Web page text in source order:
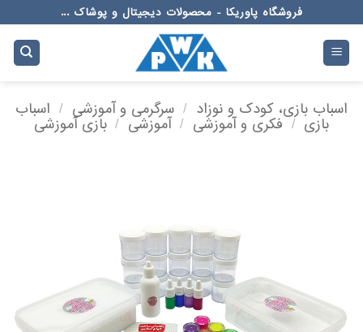
to
content
فروشگاه پاوریکا - محصولات دیجیتال و پوشاک ...
اسباب بازی، کودک و نوزاد / سرگرمی و آموزشی / اسباب
بازی / فکری و آموزشی / آموزشی / بازی آموزشی